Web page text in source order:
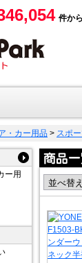
件か
・カー用品 > スポ
ー用